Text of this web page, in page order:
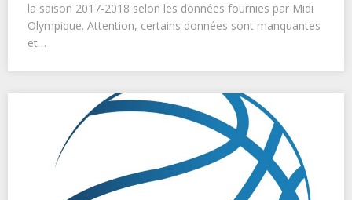
la saison 2017-2018 selon les données fournies par Midi
Olympique. Attention, certains données sont manquantes
et…